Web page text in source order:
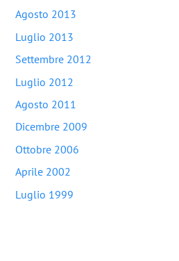
Agosto 2013
Luglio 2013
Settembre 2012
Luglio 2012
Agosto 2011
Dicembre 2009
Ottobre 2006
Aprile 2002
Luglio 1999